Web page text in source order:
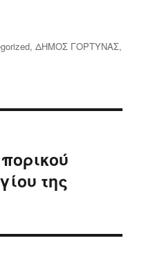
,ΔΗΜΟΣ ΓΟΡΤΥΝΑΣ,
της